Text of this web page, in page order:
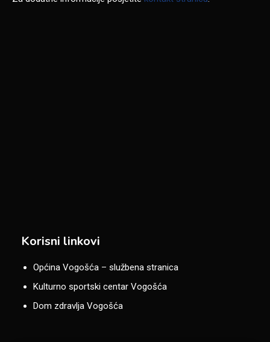
Korisni linkovi
Općina Vogošća – službena stranica
Kulturno sportski centar Vogošća
Dom zdravlja Vogošća